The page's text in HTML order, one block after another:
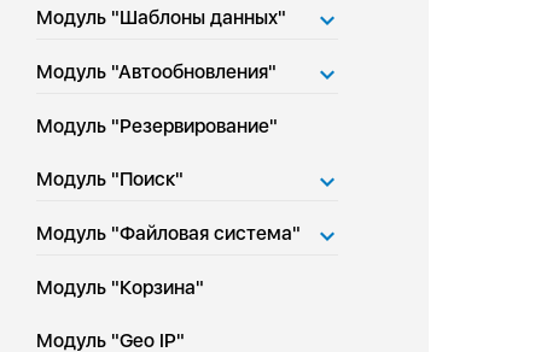
Модуль "Шаблоны данных"
Модуль "Автообновления"
Модуль "Резервирование"
Модуль "Поиск"
Модуль "Файловая система"
Модуль "Корзина"
Модуль "Geo IP"